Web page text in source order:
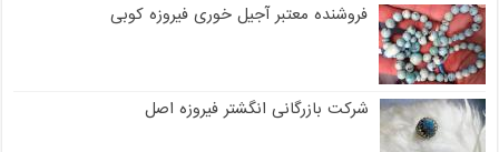
فروشنده معتبر آجیل خوری فیروزه کوبی
شرکت بازرگانی انگشتر فیروزه اصل